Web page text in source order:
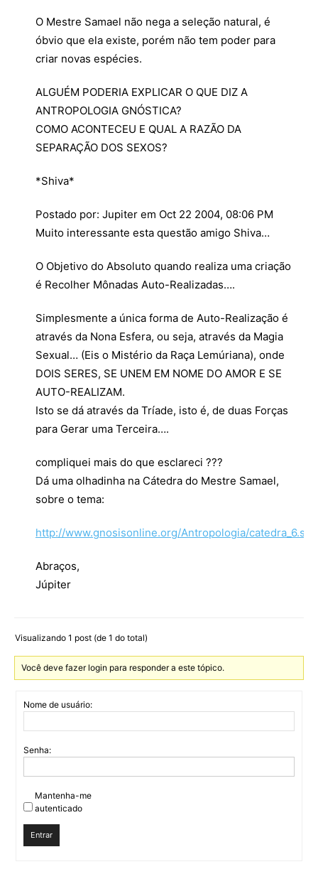
O Mestre Samael não nega a seleção natural, é
óbvio que ela existe, porém não tem poder para
criar novas espécies.
ALGUÉM PODERIA EXPLICAR O QUE DIZ A
ANTROPOLOGIA GNÓSTICA?
COMO ACONTECEU E QUAL A RAZÃO DA
SEPARAÇÃO DOS SEXOS?
*Shiva*
Postado por: Jupiter em Oct 22 2004, 08:06 PM
Muito interessante esta questão amigo Shiva…
O Objetivo do Absoluto quando realiza uma criação
é Recolher Mônadas Auto-Realizadas….
Simplesmente a única forma de Auto-Realização é
através da Nona Esfera, ou seja, através da Magia
Sexual… (Eis o Mistério da Raça Lemúriana), onde
DOIS SERES, SE UNEM EM NOME DO AMOR E SE
AUTO-REALIZAM.
Isto se dá através da Tríade, isto é, de duas Forças
para Gerar uma Terceira….
compliquei mais do que esclareci ???
Dá uma olhadinha na Cátedra do Mestre Samael,
sobre o tema:
http://www.gnosisonline.org/Antropologia/
Abraços,
Júpiter
Visualizando 1 post (de 1 do total)
Você deve fazer login para responder a este tópico.
Nome de usuário:
Senha:
Mantenha-me
autenticado
Entrar